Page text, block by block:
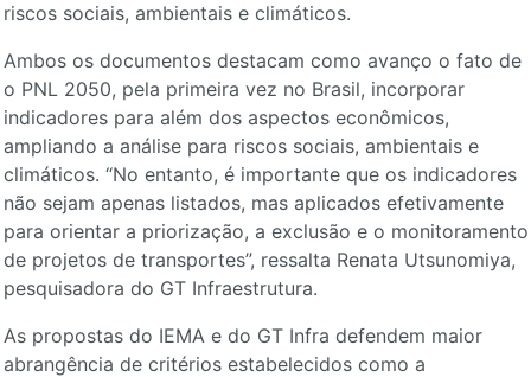
riscos sociais, ambientais e climáticos.
Ambos os documentos destacam como avanço o fato de
o PNL 2050, pela primeira vez no Brasil, incorporar
indicadores para além dos aspectos econômicos,
ampliando a análise para riscos sociais, ambientais e
climáticos. “No entanto, é importante que os indicadores
não sejam apenas listados, mas aplicados efetivamente
para orientar a priorização, a exclusão e o monitoramento
de projetos de transportes”, ressalta Renata Utsunomiya,
pesquisadora do GT Infraestrutura.
As propostas do IEMA e do GT Infra defendem maior
abrangência de critérios estabelecidos como a